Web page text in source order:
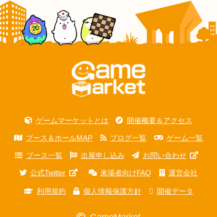
ゲームマーケットとは 開催概要＆アクセス
ブース＆ホールMAP ブログ一覧 ゲーム一覧
ブース一覧 出展申し込み お問い合わせ
公式Twitter 来場者向けFAQ 運営会社
利用規約 個人情報保護方針 開催データ